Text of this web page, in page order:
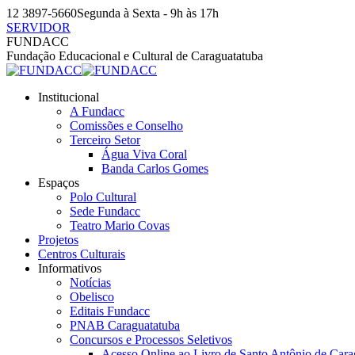
Pular
para
o
conteúdo
12 3897-5660Segunda à Sexta - 9h às 17h
SERVIDOR
Facebook
page
opens
new
Instagram
page
opens
new
YouTube
page
opens
new
FUNDACC
Fundação Educacional e Cultural de Caraguatatuba
Institucional
A Fundacc
Comissões e Conselho
Terceiro Setor
Água Viva Coral
Banda Carlos Gomes
Espaços
Polo Cultural
Sede Fundacc
Teatro Mario Covas
Projetos
Centros Culturais
Informativos
Notícias
Obelisco
Editais Fundacc
PNAB Caraguatatuba
Concursos e Processos Seletivos